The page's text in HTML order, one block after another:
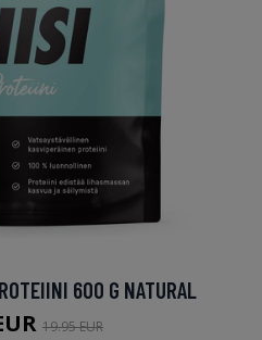
600 G NATURAL
19.95 EUR